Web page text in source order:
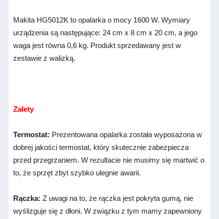
Makita HG5012K to opalarka o mocy 1600 W. Wymiary
urządzenia są następujące: 24 cm x 8 cm x 20 cm, a jego
waga jest równa 0,6 kg. Produkt sprzedawany jest w
zestawie z walizką.
Zalety
Termostat: Prezentowana opalarka została wyposażona w
dobrej jakości termostat, który skutecznie zabezpiecza
przed przegrzaniem. W rezultacie nie musimy się martwić o
to, że sprzęt zbyt szybko ulegnie awarii.
Rączka: Z uwagi na to, że rączka jest pokryta gumą, nie
wyślizguje się z dłoni. W związku z tym mamy zapewniony